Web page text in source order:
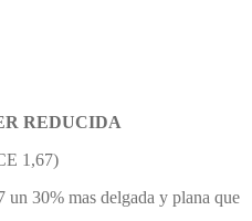
REDUCIDA
1,67)
30% mas delgada y plana que